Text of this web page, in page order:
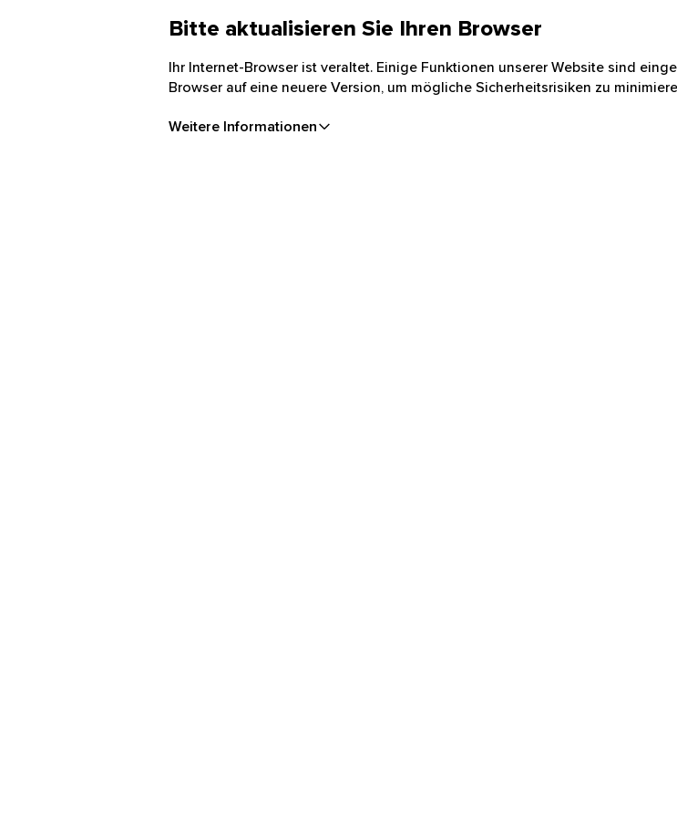
Bitte aktualisieren Sie Ihren Browser
Ihr Internet-Browser ist veraltet. Einige Funktionen unserer Website sind
Browser auf eine neuere Version, um mögliche Sicherheitsrisiken zu
Weitere Informationen